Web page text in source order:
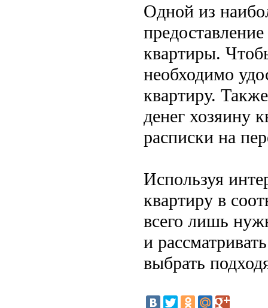
Одной из
квартиры.
необходимо
квартиру.
денег хозяину
расписки на
Используя
квартиру в
всего лишь
и
выбрать